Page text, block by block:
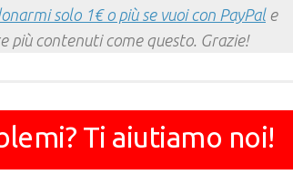
solo 1€ o più se vuoi con PayPale
più contenuti come questo. Grazie!
Ti aiutiamo noi!